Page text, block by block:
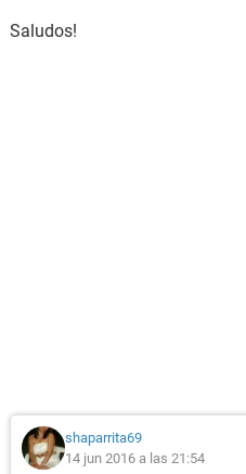
Saludos!
shaparrita69
14 jun 2016 a las 21:54